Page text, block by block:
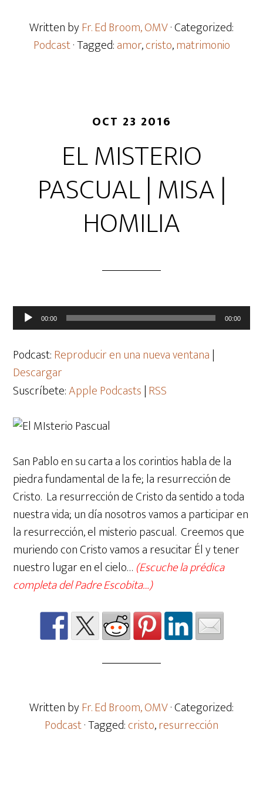
Written byFr. Ed Broom, OMV· Categorized:
Podcast· Tagged:amor,cristo,matrimonio
OCT 23 2016
EL MISTERIO
PASCUAL | MISA |
HOMILIA
Reproductor
de
audio
00:00 00:00
Podcast:Reproducir en una nueva ventana|
Descargar
Suscríbete:Apple Podcasts|RSS
San Pablo en su carta a los corintios habla de la
piedra fundamental de la fe; la resurrección de
Cristo. La resurrección de Cristo da sentido a toda
nuestra vida; un día nosotros vamos a participar en
la resurrección, el misterio pascual. Creemos que
muriendo con Cristo vamos a resucitar Él y tener
nuestro lugar en el cielo… (Escuche la prédica
completa del Padre Escobita…)
Written byFr. Ed Broom, OMV· Categorized:
Podcast· Tagged:cristo,resurrección